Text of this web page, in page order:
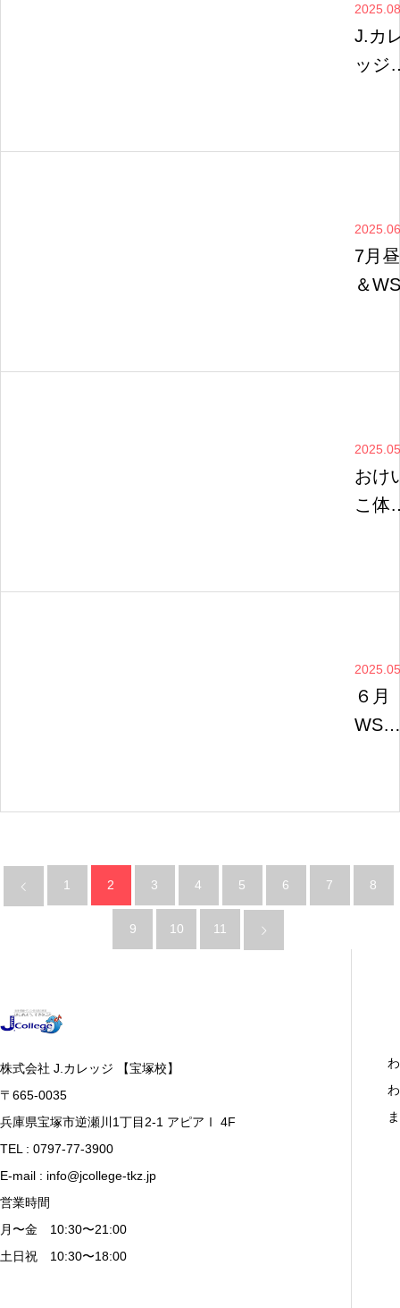
♬
J.カ
ッジ
ンサ
7月
＆
UP
おけ
こ体
(未就
６月
WS・
ール
した♪
1 2 3 4 5 6 7 8
9 10 11
株式会社 J.カレッジ 【宝塚校】
〒665-0035
兵庫県宝塚市逆瀬川1丁目2-1 アピアⅠ 4F
TEL : 0797-77-3900
E-mail : info@jcollege-tkz.jp
営業時間
月〜金 10:30〜21:00
土日祝 10:30〜18:00